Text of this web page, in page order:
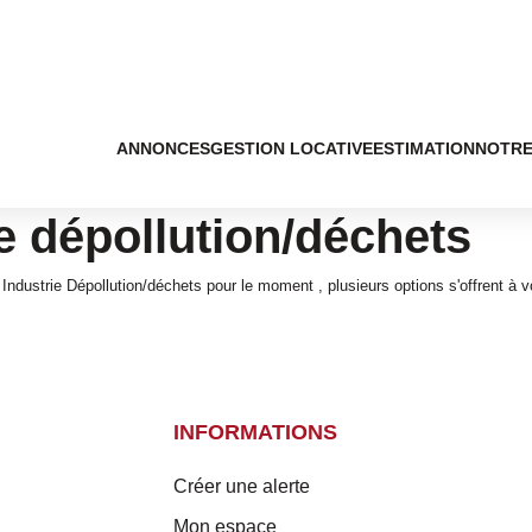
ANNONCESGESTION LOCATIVEESTIMATION
dépollution/déchets
Dépollution/déchets pour le moment , plusieurs options s'offrent à
INFORMATIONS
Créer une alerte
Mon espace